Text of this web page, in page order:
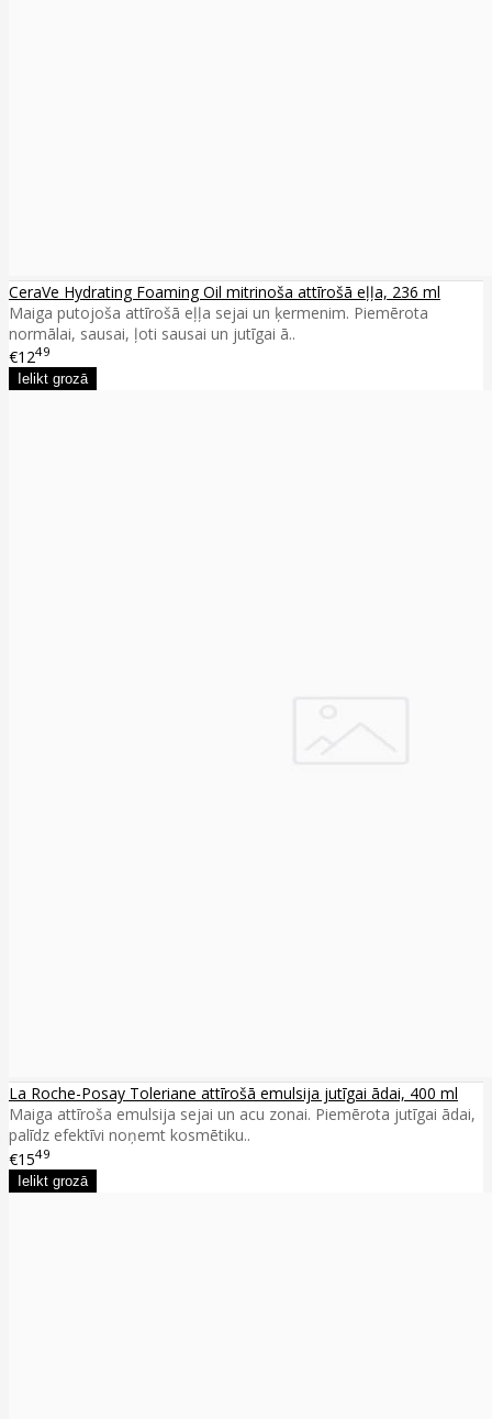
CeraVe Hydrating Foaming Oil mitrinoša attīrošā eļļa, 236 ml
Maiga putojoša attīrošā eļļa sejai un ķermenim. Piemērota
normālai, sausai, ļoti sausai un jutīgai ā..
€1249
La Roche-Posay Toleriane attīrošā emulsija jutīgai ādai, 400 ml
Maiga attīroša emulsija sejai un acu zonai. Piemērota jutīgai ādai,
palīdz efektīvi noņemt kosmētiku..
€1549